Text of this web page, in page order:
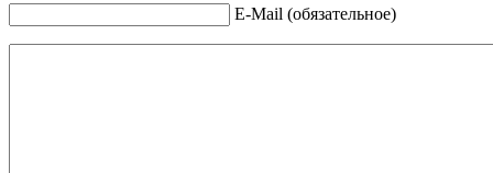
E-Mail (обязательное)